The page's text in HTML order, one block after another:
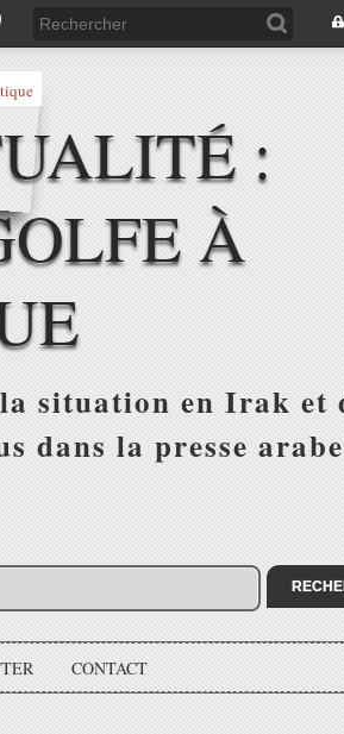
:
À
situation en Irak et
dans la presse
CONTACT